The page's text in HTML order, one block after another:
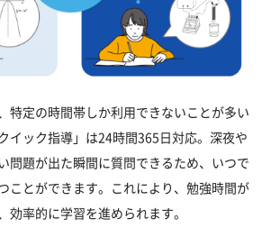
特定の時間帯しか利用できないことが多い
イック指導」は24時間365日対応。深夜や
問題が出た瞬間に質問できるため、いつで
ことができます。これにより、勉強時間が
効率的に学習を進められます。